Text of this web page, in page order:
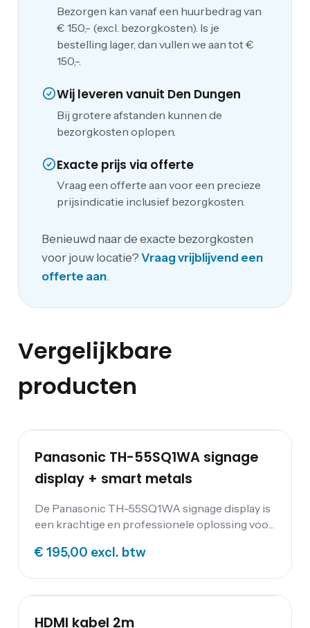
Bezorgen kan vanaf een huurbedrag van
€ 150,- (excl. bezorgkosten). Is je
bestelling lager, dan vullen we aan tot €
150,-.
Wij leveren vanuit Den Dungen
Bij grotere afstanden kunnen de
bezorgkosten oplopen.
Exacte prijs via offerte
Vraag een offerte aan voor een precieze
prijsindicatie inclusief bezorgkosten.
Benieuwd naar de exacte bezorgkosten
voor jouw locatie?Vraag vrijblijvend een
offerte aan.
Vergelijkbare
producten
Panasonic TH-55SQ1WA signage
display + smart metals
De Panasonic TH-55SQ1WA signage display is
een krachtige en professionele oplossing voor
inch 4K Ultra HD IPS-paneel, Intel Smart
combinatie van prestaties, betrouwbaarheid
€ 195,00 excl. btw
HDMI kabel 2m